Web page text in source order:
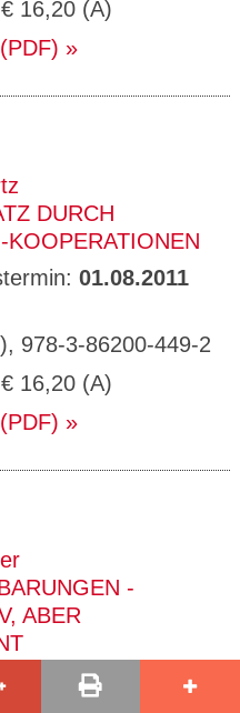
€ 16,20 (A)
DURCH
KOOPERATIONEN
01.08.2011
978-3-86200-449-2
€ 16,20 (A)
-
ABER
01.08.2011